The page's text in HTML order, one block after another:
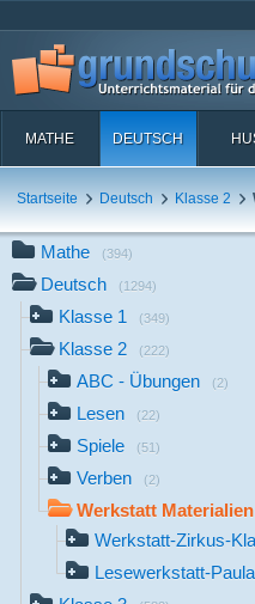
MATHE DEUTSCH
Startseite Deutsch Klasse 2
Mathe (394)
Deutsch (1294)
Klasse 1 (349)
Klasse 2 (222)
ABC - Übungen (2)
Lesen (22)
Spiele (51)
Verben (2)
Werkstatt Materialien
Werkstatt-Zirkus-
Lesewerkstatt-